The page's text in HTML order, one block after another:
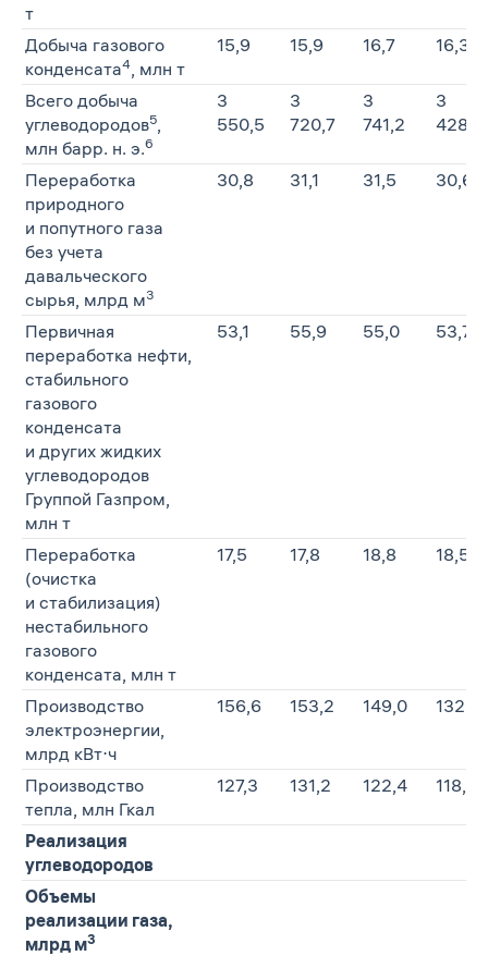
т
Добыча газового
конденсата4 , млн т
15,9 15,9 16,7 16,3
Всего добыча
углеводородов5
млн барр. н. э.6
3
550,5
3
720,7
3
741,2
3
428,0
Переработка
природного
и попутного газа
без учета
давальческого
сырья, млрд м3
30,8 31,1 31,5 30,6
Первичная
переработка нефти,
стабильного
газового
конденсата
и других жидких
углеводородов
Группой Газпром,
млн т
53,1 55,9 55,0 53,7
Переработка
(очистка
и стабилизация)
нестабильного
газового
конденсата, млн т
17,5 17,8 18,8 18,5
Производство
электроэнергии,
млрд кВт⋅ч
156,6 153,2 149,0 132,1
Производство
тепла, млн Гкал
127,3 131,2 122,4 118,5
Реализация
углеводородов
Объемы
реализации газа,
млрд м3